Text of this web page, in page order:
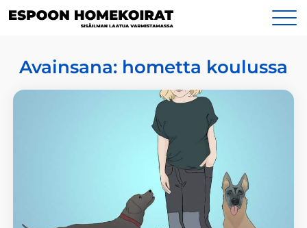
sisältöön
Yhteystiedot
Avainsana: hometta koulussa